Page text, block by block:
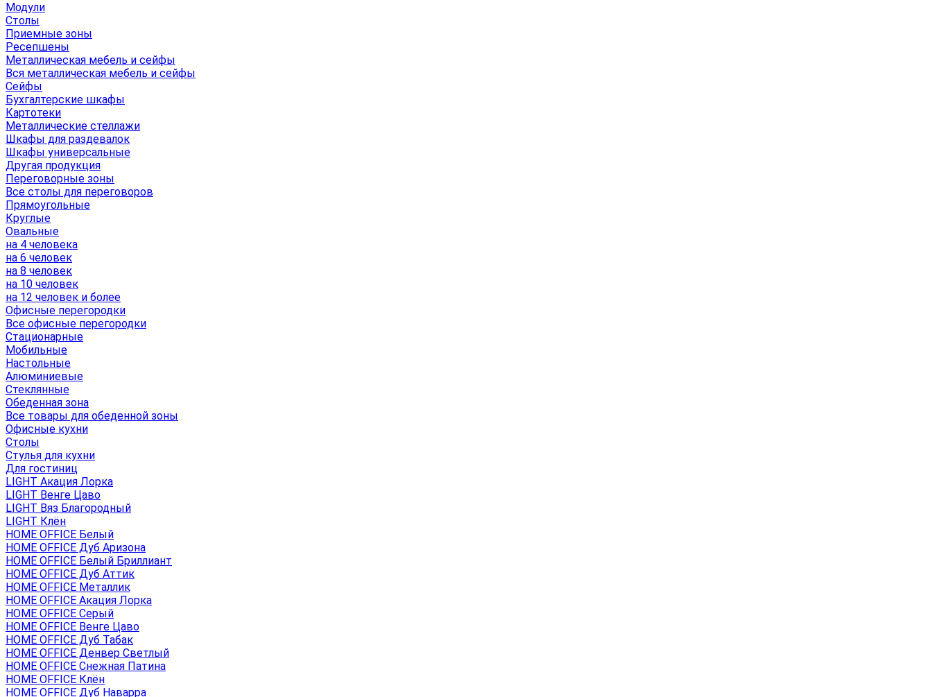
Модули
Столы
Приемные зоны
Ресепшены
Металлическая мебель и сейфы
Вся металлическая мебель и сейфы
Сейфы
Бухгалтерские шкафы
Картотеки
Металлические стеллажи
Шкафы для раздевалок
Шкафы универсальные
Другая продукция
Переговорные зоны
Все столы для переговоров
Прямоугольные
Круглые
Овальные
на 4 человека
на 6 человек
на 8 человек
на 10 человек
на 12 человек и более
Офисные перегородки
Все офисные перегородки
Стационарные
Мобильные
Настольные
Алюминиевые
Стеклянные
Обеденная зона
Все товары для обеденной зоны
Офисные кухни
Столы
Стулья для кухни
Для гостиниц
LIGHT Акация Лорка
LIGHT Венге Цаво
LIGHT Вяз Благородный
LIGHT Клён
HOME OFFICE Белый
HOME OFFICE Дуб Аризона
HOME OFFICE Белый Бриллиант
HOME OFFICE Дуб Аттик
HOME OFFICE Металлик
HOME OFFICE Акация Лорка
HOME OFFICE Серый
HOME OFFICE Венге Цаво
HOME OFFICE Дуб Табак
HOME OFFICE Денвер Светлый
HOME OFFICE Снежная Патина
HOME OFFICE Клён
HOME OFFICE Дуб Наварра